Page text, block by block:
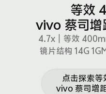
等效
vivo 蔡司
4.7x｜等效
镜片结构 14G
点击探索
vivo 蔡司增